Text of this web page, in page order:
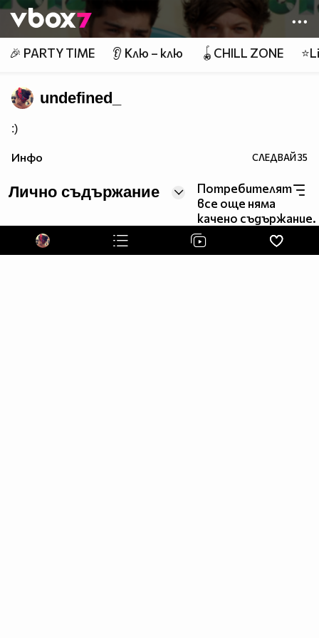
Member of
👾
🎉 PARTY TIME 👂 Клю – клю 🪀CHILL ZONE
undefined_
:)
Инфо СЛЕДВАЙ35
Лично съдържание
Потребителят
все още няма
качено съдържание.